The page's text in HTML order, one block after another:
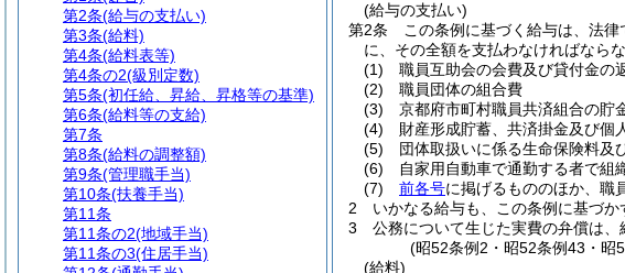
(給与の支払い)
第2条
この条例に基づく給与は、法
に、その全額を支払わなければならな
(1)
職員互助会の会費及び貸付金の
(2)
職員団体の組合費
(3)
京都府市町村職員共済組合の貯
(4)
財産形成貯蓄、共済掛金及び個
(5)
団体取扱いに係る生命保険料及
(6)
自家用自動車で通勤する者で組
(7)
前各号に掲げるもののほか、職
2
いかなる給与も、この条例に基づか
3
公務について生じた実費の弁償は、
(昭52条例2・昭52条例43・昭
(給料)
第2条(給与の支払い)
第3条(給料)
第4条(給料表等)
第4条の2(級別定数)
第5条(初任給、昇給、昇格等の基準)
第6条(給料等の支給)
第7条
第8条(給料の調整額)
第9条(管理職手当)
第10条(扶養手当)
第11条
第11条の2(地域手当)
第11条の3(住居手当)